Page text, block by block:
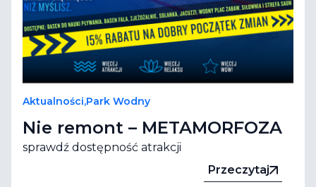
Aktualności,Park Wodny
Nie remont – METAMORFOZA
sprawdź dostępność atrakcji
Przeczytaj